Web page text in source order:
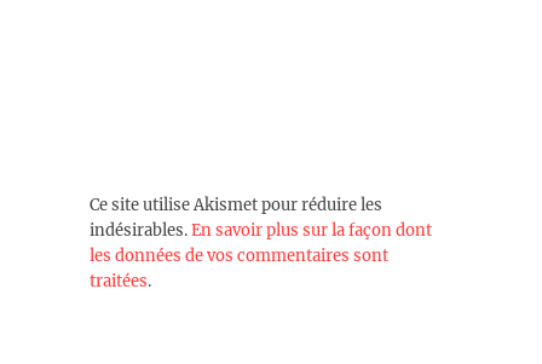
Ce site utilise Akismet pour réduire les
indésirables.En savoir plus sur la façon dont
les données de vos commentaires sont
traitées.